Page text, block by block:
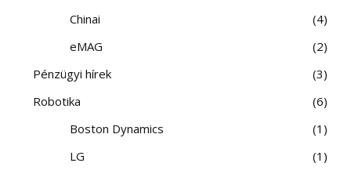
Chinai
4
eMAG
2
Pénzügyi hírek
3
Robotika
6
Boston Dynamics
1
LG
1